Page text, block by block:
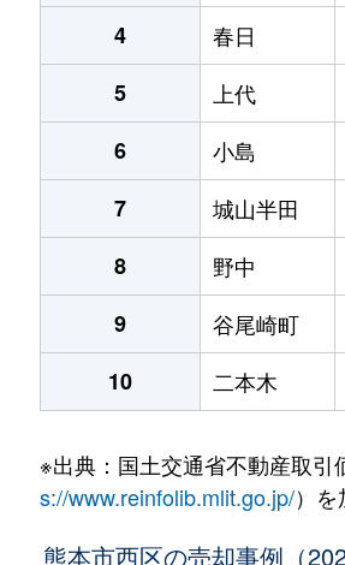
4
春日
5
上代
6
小島
7
城山半田
8
野中
9
谷尾崎町
10
二本木
※出典：国土交通省不動産取引
s://www.reinfolib.mlit.go.jp/）を
熊本市西区の売却事例（